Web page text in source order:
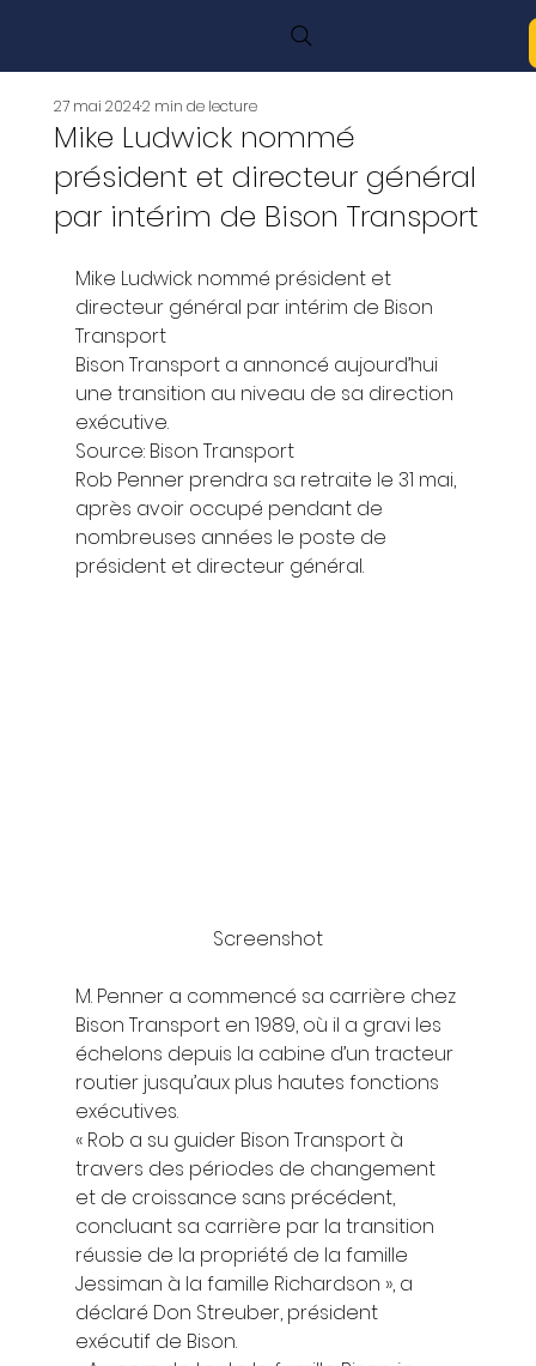
Mike Ludwick nommé
président et directeur général
par intérim de Bison Transport
27 mai 20242 min de lecture
Mike Ludwick nommé président et
directeur général par intérim de Bison
Transport
Bison Transport a annoncé aujourd’hui
une transition au niveau de sa direction
exécutive.
Source: Bison Transport
Rob Penner prendra sa retraite le 31 mai,
après avoir occupé pendant de
nombreuses années le poste de
président et directeur général.
Screenshot
M. Penner a commencé sa carrière chez
Bison Transport en 1989, où il a gravi les
échelons depuis la cabine d’un tracteur
routier jusqu’aux plus hautes fonctions
exécutives.
« Rob a su guider Bison Transport à
travers des périodes de changement
et de croissance sans précédent,
concluant sa carrière par la transition
réussie de la propriété de la famille
Jessiman à la famille Richardson », a
déclaré Don Streuber, président
exécutif de Bison.